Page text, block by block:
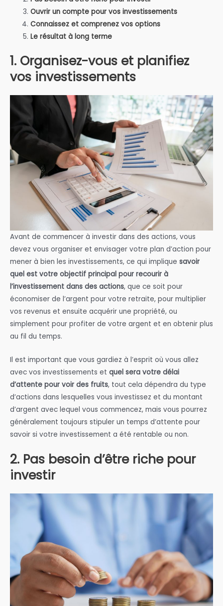
Ouvrir un compte pour vos investissements
Connaissez et comprenez vos options
Le résultat à long terme
1. Organisez-vous et planifiez
vos investissements
Avant de commencer à investir dans des actions, vous
devez vous organiser et envisager votre plan d’action pour
mener à bien les investissements, ce qui implique savoir
quel est votre objectif principal pour recourir à
l’investissement dans des actions, que ce soit pour
économiser de l’argent pour votre retraite, pour multiplier
vos revenus et ensuite acquérir une propriété, ou
simplement pour profiter de votre argent et en obtenir plus
au fil du temps.
Il est important que vous gardiez à l’esprit où vous allez
avec vos investissements et quel sera votre délai
d’attente pour voir des fruits, tout cela dépendra du type
d’actions dans lesquelles vous investissez et du montant
d’argent avec lequel vous commencez, mais vous pourrez
généralement toujours stipuler un temps d’attente pour
savoir si votre investissement a été rentable ou non.
2. Pas besoin d’être riche pour
investir